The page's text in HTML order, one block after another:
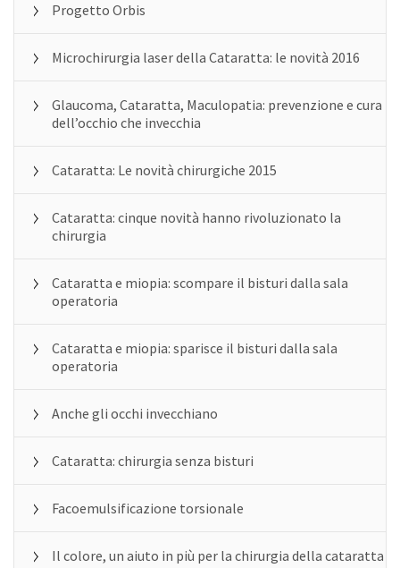
Progetto Orbis
Microchirurgia laser della Cataratta: le novità 2016
Glaucoma, Cataratta, Maculopatia: prevenzione e cura
dell’occhio che invecchia
Cataratta: Le novità chirurgiche 2015
Cataratta: cinque novità hanno rivoluzionato la
chirurgia
Cataratta e miopia: scompare il bisturi dalla sala
operatoria
Cataratta e miopia: sparisce il bisturi dalla sala
operatoria
Anche gli occhi invecchiano
Cataratta: chirurgia senza bisturi
Facoemulsificazione torsionale
Il colore, un aiuto in più per la chirurgia della cataratta